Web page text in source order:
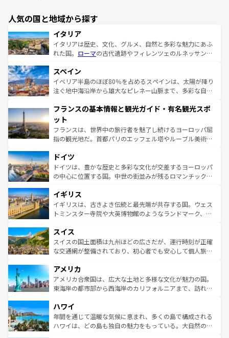
人気の国と地域から探す
イタリア
イタリアは歴史、文化、グルメ、自然と多彩な魅力にあふ
れた国。 ローマの古代遺跡やフィレンツェのルネッサンス
ろん、トスカーナの美しい田園風景やアマルフィ海岸の絶
景など、自然景観も見逃せない。観光の合間には、本場の
ピザやパスタなど、絶品のイタリア料理を堪能することも
ませてくれるイタリアで、忘れられない旅をしてみよう！
なお、新着のイタリア情報は
しい。
スペイン
イベリア半島のほぼ80％を占めるスペインは、太陽が降り
注ぐ地中海沿岸から雄大なピレネー山脈まで、多彩な自然
文化が根付くこの国では、情熱的なフラメンコ、熱気あふ
れる闘牛、そして美味しいタパスが生活の一部となってい
る。首都マドリードの洗練された雰囲気や、バルセロナの
アートに溢れた街角から、地方では古代ローマ遺跡や中世
せる。地方によって風土や気候が異なるスペインはその個
性で訪れる人を魅了する。 なお、新着のスペイン情報は コ
ンテンツ一覧を参照してほしい。
フランスの基本情報と観光ガイド・有名観光スポ
ット
フランスは、世界中の旅行者を魅了し続けるヨーロッパ屈
指の観光地だ。首都パリのエッフェル塔やルーブル美術館
で、幅広い魅力が詰まっている。華麗な宮殿、歴史的な大
聖堂、美しいビーチ、そして豊かな自然が、訪れる者を心
から魅了する。また、フランスは美食の国としても知ら
いる。シャンパンの発祥地であるランス、プロヴァンスの
香り高いラベンダー畑など、多彩な楽しみ方が可能だ。さ
らに、パリ以外の地域にも魅力が溢れており、どの街角に
れる地方に足を運ぶとそれぞれで全く異なる文化を体験で
きるだろう。 なお、新着のフランス情報はコンテンツ一覧
を参照してほしい。
ドイツ
ドイツは、豊かな歴史と多彩な文化が交差するヨーロッパ
の中心に位置する国。中世の街並みが残るロマンチック街
顔を持つこの国は、どこを歩いても飽きることがない。ベ
ルリンの文化的活気、バイエルン州のアルプスの絶景、そ
してライン川沿いのワイン畑といった風景は必見。ビール
は、お酒好きな人にはぜひ体験してほしい。 なお、新着の
ドイツ情報はコンテンツ一覧を参照してほしい。
イギリス
イギリスは、古きよき伝統と最先端が共存する国。ウェス
トミンスター寺院や大英博物館のようなランドマーク、歴
リアごとに異なる魅力がある。また、優雅なアフタヌーン
ティー、ビール好きにはたまらない英国パブ、サッカー観
戦など、本場だからこそできる体験も豊富。イギリスを旅
ンツ一覧を参照してほしい。
スイス
スイスの国土面積は九州ほどの広さだが、運行時刻が正確
な交通網が整備されており、初心者でも安心して個人旅行
の建物がそのまま残る町や、スイスならではのユニークな
博物館もあり、アルプス観光だけでなく町歩きも満喫する
ことができる。国民の所得が高いため物価も高いが、旅行
ば市内交通費無料で観光を楽しむこともできる。 なお、新
着のスイス情報はコンテンツ一覧 を参照してほしい。
アメリカ
アメリカ合衆国は、広大な土地と多様な文化が魅力の国。
東海岸の都市部から西海岸のカリフォルニアまで、訪れる
のような巨大都市は、観光、ショッピング、エンターテイ
ンメントが詰まった刺激的なスポットだ。一方、アメリカ
西部には大自然が広がり、グランドキャニオンやイエロー
ハワイ
年間を通じて温暖な気候に恵まれ、多くの島で構成される
ハワイは、どの島も独自の魅力をもっている。大自然の神